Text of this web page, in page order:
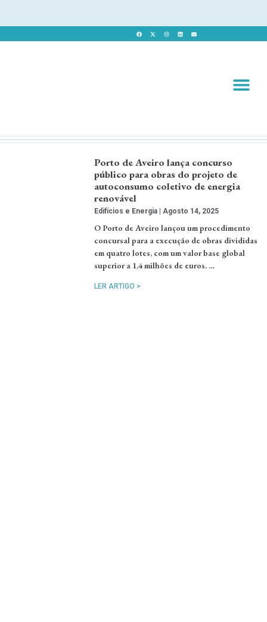
Porto de Aveiro lança concurso
público para obras do projeto de
autoconsumo coletivo de energia
renovável
Edifícios e Energia Agosto 14, 2025
O Porto de Aveiro lançou um procedimento
concursal para a execução de obras divididas
em quatro lotes, com um valor base global
superior a 1,4 milhões de euros. …
LER ARTIGO >